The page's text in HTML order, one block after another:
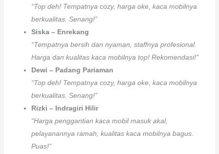
“Top deh! Tempatnya cozy, harga oke, kaca mobilnya
berkualitas. Senang!”
Siska – Enrekang
“Tempatnya bersih dan nyaman, staffnya profesional.
Harga dan kualitas kaca mobilnya top! Rekomendasi!”
Dewi – Padang Pariaman
“Top deh! Tempatnya cozy, harga oke, kaca mobilnya
berkualitas. Senang!”
Rizki – Indragiri Hilir
“Harga penggantian kaca mobil masuk akal,
pelayanannya ramah, kualitas kaca mobilnya bagus.
Puas!”